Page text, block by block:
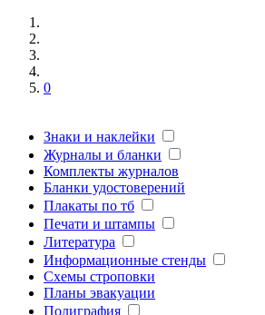
0
Знаки и наклейки
Журналы и бланки
Комплекты журналов
Бланки удостоверений
Плакаты по тб
Печати и штампы
Литература
Информационные стенды
Схемы строповки
Планы эвакуации
Полиграфия